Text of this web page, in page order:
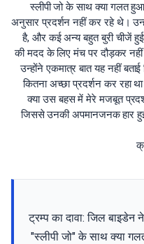
स्लीपी जो के साथ क्या गलत
अनुसार प्रदर्शन नहीं कर रहे थे।
है, और कई अन्य बहुत बुरी चीजें
की मदद के लिए मंच पर दौड़कर
उन्होंने एकमात्र बात यह नहीं
कितना अच्छा प्रदर्शन कर रहा
क्या उस बहस में मेरे मजबूत
जिससे उनकी अपमानजनक हार
ट्रम्प का दावा: जिल बाइडेन
"स्लीपी जो" के साथ क्या